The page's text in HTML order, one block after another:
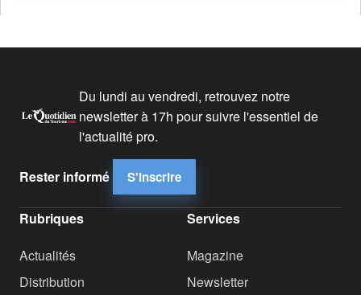
Du lundi au vendredi, retrouvez notre
newsletter à 17h pour suivre l'essentiel de
l'actualité pro.
Rester informé S'inscrire
Rubriques
Actualités
Distribution
Services
Magazine
Newsletter